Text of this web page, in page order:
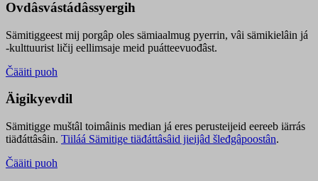
Ovdâsvástádâssyergih
Sämitiggeest mij porgâp oles sämiaalmug pyerrin, vâi sämikielâin já
-kulttuurist ličij eellimsaje meid puátteevuođâst.
Čääiti puoh
Äigikyevdil
Sämitigge muštâl toimâinis median já eres perusteijeid eereeb iärrás
tiäđáttâsâin. Tiiláá Sämitige tiäđáttâsâid jieijâd šleđgâpoostân.
Čääiti puoh